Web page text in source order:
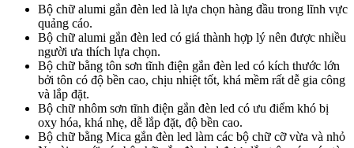
Bộ chữ alumi gắn đèn led là lựa chọn hàng đầu trong lĩnh vực
quảng cáo.
Bộ chữ alumi gắn đèn led có giá thành hợp lý nên được nhiều
người ưa thích lựa chọn.
Bộ chữ bằng tôn sơn tĩnh điện gắn đèn led có kích thước lớn
bởi tôn có độ bền cao, chịu nhiệt tốt, khá mềm rất dễ gia công
và lắp đặt.
Bộ chữ nhôm sơn tĩnh điện gắn đèn led có ưu điểm khó bị
oxy hóa, khá nhẹ, dễ lắp đặt, độ bền cao.
Bộ chữ bằng Mica gắn đèn led làm các bộ chữ cỡ vừa và nhỏ